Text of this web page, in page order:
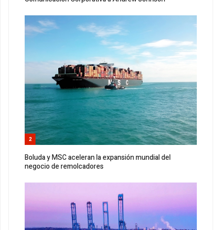
2
Boluda y MSC aceleran la expansión mundial del
negocio de remolcadores